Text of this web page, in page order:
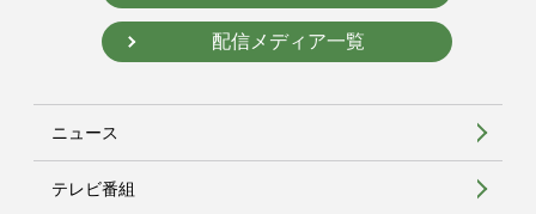
配信メディア一覧
ニュース
テレビ番組